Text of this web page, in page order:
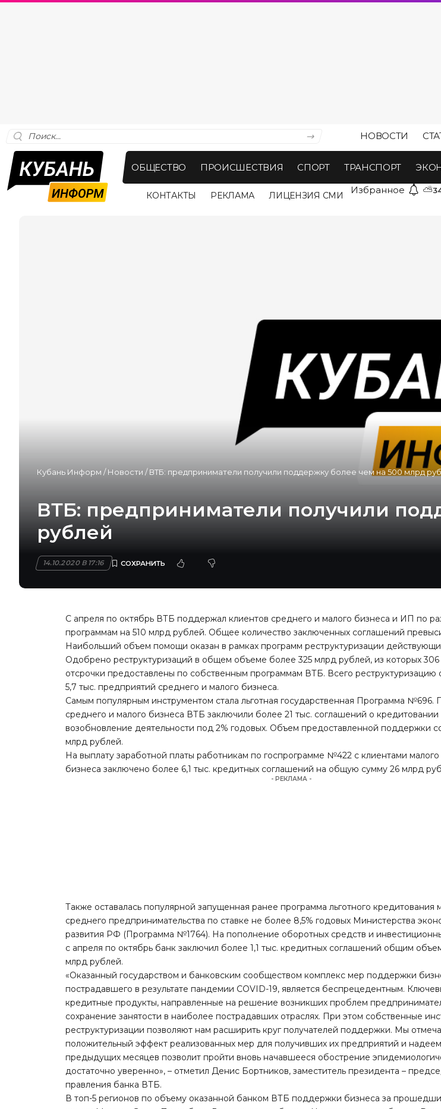
НОВОСТИ
ОБЩЕСТВО ПРОИСШЕСТВИЯ СПОРТ ТРАНСПОРТ
КОНТАКТЫ РЕКЛАМА ЛИЦЕНЗИЯ СМИ Избранное ⛅
Кубань Информ /Новости /ВТБ: предприниматели получили поддержку более чем на 500 млрд
ВТБ: предприниматели получили
рублей
14.10.2020 В 17:16
С апреля по октябрь ВТБ поддержал клиентов среднего и малого бизнеса и ИП по
программам на 510 млрд рублей. Общее количество заключенных соглашений
Наибольший объем помощи оказан в рамках программ реструктуризации
Одобрено реструктуризаций в общем объеме более 325 млрд рублей, из которых
отсрочки предоставлены по собственным программам ВТБ. Всего
5,7 тыс. предприятий среднего и малого бизнеса.
Самым популярным инструментом стала льготная государственная Программа №696.
среднего и малого бизнеса ВТБ заключили более 21 тыс. соглашений о кредитовании
возобновление деятельности под 2% годовых. Объем предоставленной поддержки
млрд рублей.
На выплату заработной платы работникам по госпрограмме №422 с клиентами
бизнеса заключено более 6,1 тыс. кредитных соглашений на общую сумму 26 млрд
- РЕКЛАМА -
Также оставалась популярной запущенная ранее программа льготного кредитования
среднего предпринимательства по ставке не более 8,5% годовых Министерства
развития РФ (Программа №1764). На пополнение оборотных средств и
с апреля по октябрь банк заключил более 1,1 тыс. кредитных соглашений общим
млрд рублей.
«Оказанный государством и банковским сообществом комплекс мер поддержки
пострадавшего в результате пандемии COVID-19, является беспрецедентным.
кредитные продукты, направленные на решение возникших проблем
сохранение занятости в наиболее пострадавших отраслях. При этом собственные
реструктуризации позволяют нам расширить круг получателей поддержки. Мы
положительный эффект реализованных мер для получивших их предприятий и
предыдущих месяцев позволит пройти вновь начавшееся обострение
достаточно уверенно», – отметил Денис Бортников, заместитель президента –
правления банка ВТБ.
В топ-5 регионов по объему оказанной банком ВТБ поддержки бизнеса за